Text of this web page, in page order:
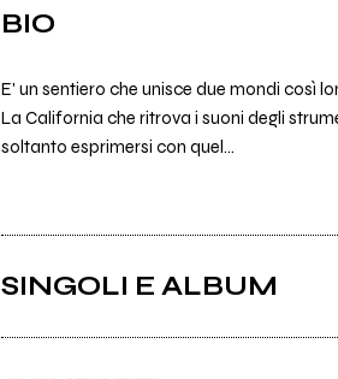
BIO
E' un sentiero che unisce due mondi così
La California che ritrova i suoni degli
soltanto esprimersi con quel...
SINGOLI E ALBUM